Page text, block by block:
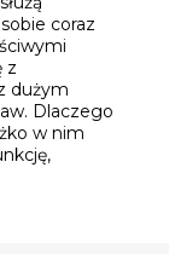
coraz
z
dużym
Dlaczego
w nim